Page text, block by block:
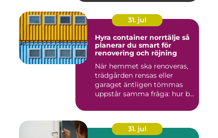
31. jul
Hyra container norrtälje så
planerar du smart för
renovering och röjning
När hemmet ska renoveras,
trädgården rensas eller
garaget äntligen tömmas
uppstår samma fråga: hur b...
31. jul